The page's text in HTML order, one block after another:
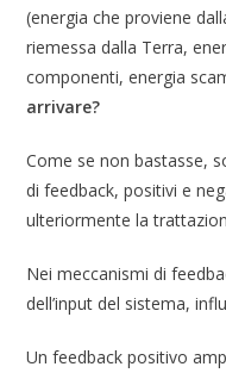
(energia che proviene
riemessa dalla Terra,
componenti, energia
arrivare?
Come se non bastasse,
di feedback, positivi e
ulteriormente la
Nei meccanismi di
dell’input del sistema,
Un feedback positivo